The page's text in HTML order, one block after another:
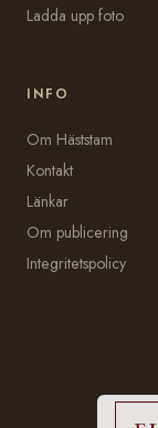
Ladda upp foto
INFO
Om Häststam
Kontakt
Länkar
Om publicering
Integritetspolicy